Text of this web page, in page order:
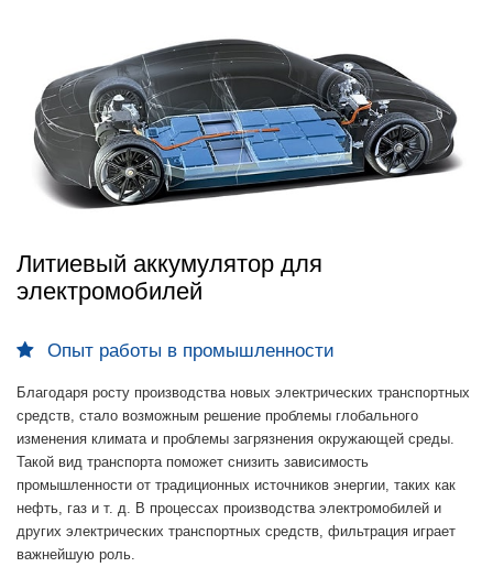
Литиевый аккумулятор для
электромобилей
Опыт работы в промышленности
Благодаря росту производства новых электрических транспортных
средств, стало возможным решение проблемы глобального
изменения климата и проблемы загрязнения окружающей среды.
Такой вид транспорта поможет снизить зависимость
промышленности от традиционных источников энергии, таких как
нефть, газ и т. д. В процессах производства электромобилей и
других электрических транспортных средств, фильтрация играет
важнейшую роль.